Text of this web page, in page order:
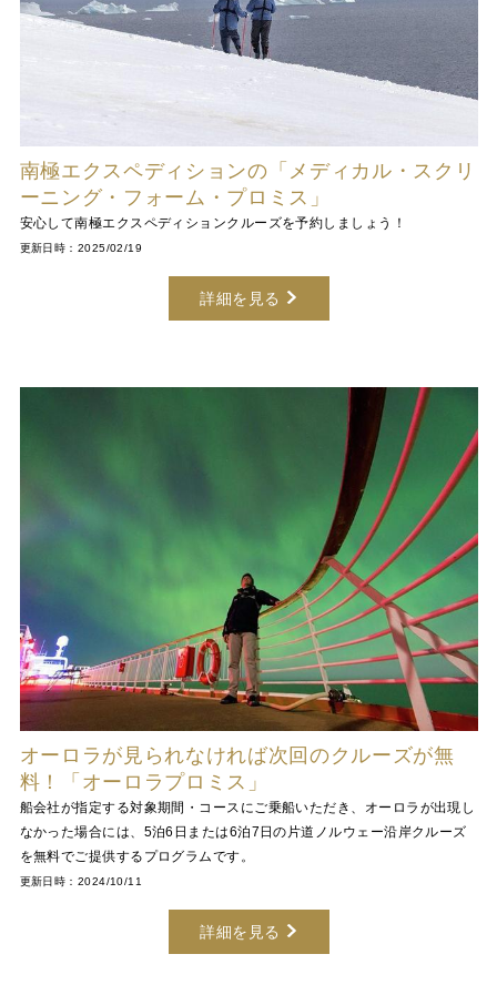
南極エクスペディションの「メディカル・スクリ
ーニング・フォーム・プロミス」
安心して南極エクスペディションクルーズを予約しましょう！
更新日時：2025/02/19
詳細を見る
オーロラが見られなければ次回のクルーズが無
料！「オーロラプロミス」
船会社が指定する対象期間・コースにご乗船いただき、オーロラが出現し
なかった場合には、5泊6日または6泊7日の片道ノルウェー沿岸クルーズ
を無料でご提供するプログラムです。
更新日時：2024/10/11
詳細を見る